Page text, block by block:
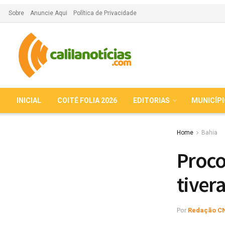
Sobre Anuncie Aqui Política de Privacidade
INICIAL COITÉ FOLIA 2026 EDITORIAS
Home Bahia
Por Redação